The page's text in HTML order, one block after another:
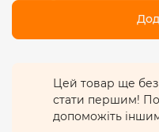
Цей товар ще без
стати першим!
допоможіть